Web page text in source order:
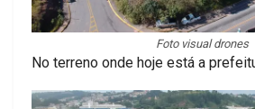
Foto visual drones
No terreno onde hoje está a